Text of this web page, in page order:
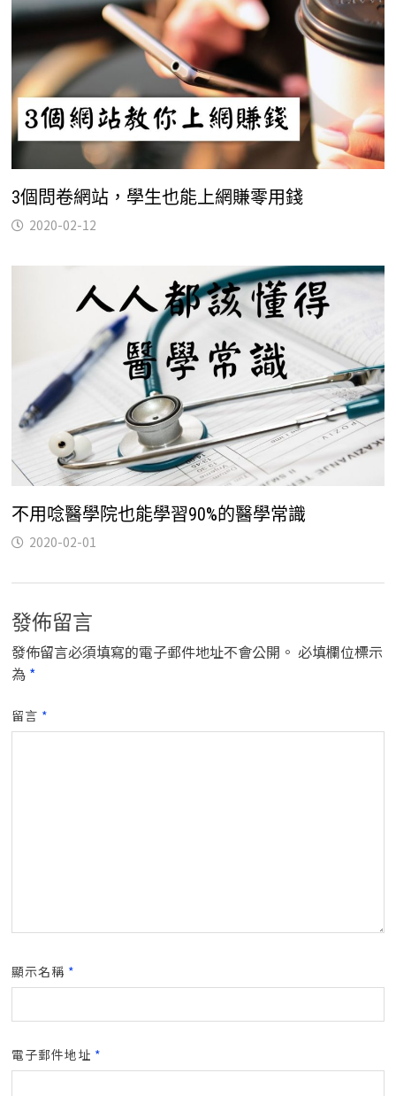
3個問卷網站，學生也能上網賺零用錢
2020-02-12
不用唸醫學院也能學習90%的醫學常識
2020-02-01
發佈留言
發佈留言必須填寫的電子郵件地址不會公開。 必填欄位標示
為 *
留言 *
顯示名稱 *
電子郵件地址 *